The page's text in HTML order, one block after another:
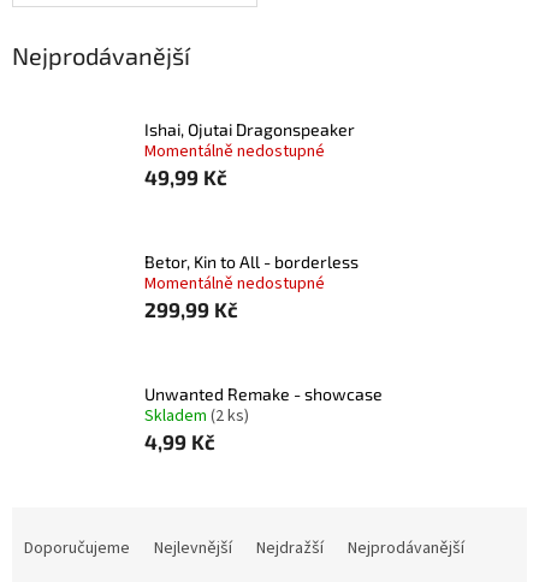
Nejprodávanější
Ishai, Ojutai Dragonspeaker
Momentálně nedostupné
49,99 Kč
Betor, Kin to All - borderless
Momentálně nedostupné
299,99 Kč
Unwanted Remake - showcase
Skladem (2 ks)
4,99 Kč
Doporučujeme Nejlevnější Nejdražší
Nejprodávanější